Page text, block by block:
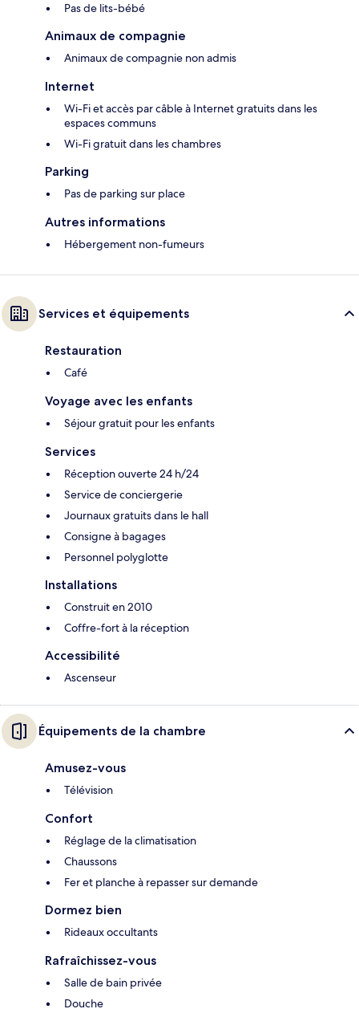
Pas de lits-bébé
Animaux de compagnie
Animaux de compagnie non admis
Internet
Wi-Fi et accès par câble à Internet gratuits dans les
espaces communs
Wi-Fi gratuit dans les chambres
Parking
Pas de parking sur place
Autres informations
Hébergement non-fumeurs
Services et équipements
Restauration
Café
Voyage avec les enfants
Séjour gratuit pour les enfants
Services
Réception ouverte 24 h/24
Service de conciergerie
Journaux gratuits dans le hall
Consigne à bagages
Personnel polyglotte
Installations
Construit en 2010
Coffre-fort à la réception
Accessibilité
Ascenseur
Équipements de la chambre
Amusez-vous
Télévision
Confort
Réglage de la climatisation
Chaussons
Fer et planche à repasser sur demande
Dormez bien
Rideaux occultants
Rafraîchissez-vous
Salle de bain privée
Douche